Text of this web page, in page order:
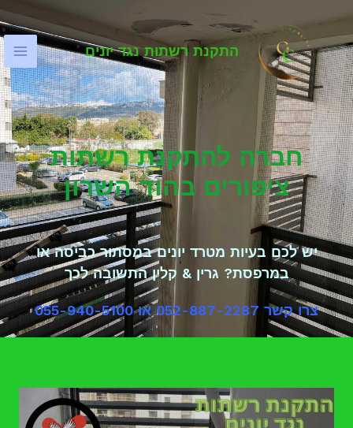
התקנת רשתות נגד יונים
חברה להתקנת רשתות
ציפורים בהוד השרון
יש לכם בעיות מטרד יונים במסתור כביסה או
במרפסת? גרין & קלין התשובה לכך
צרו קשר 052-887-2287 או 055-940-5100